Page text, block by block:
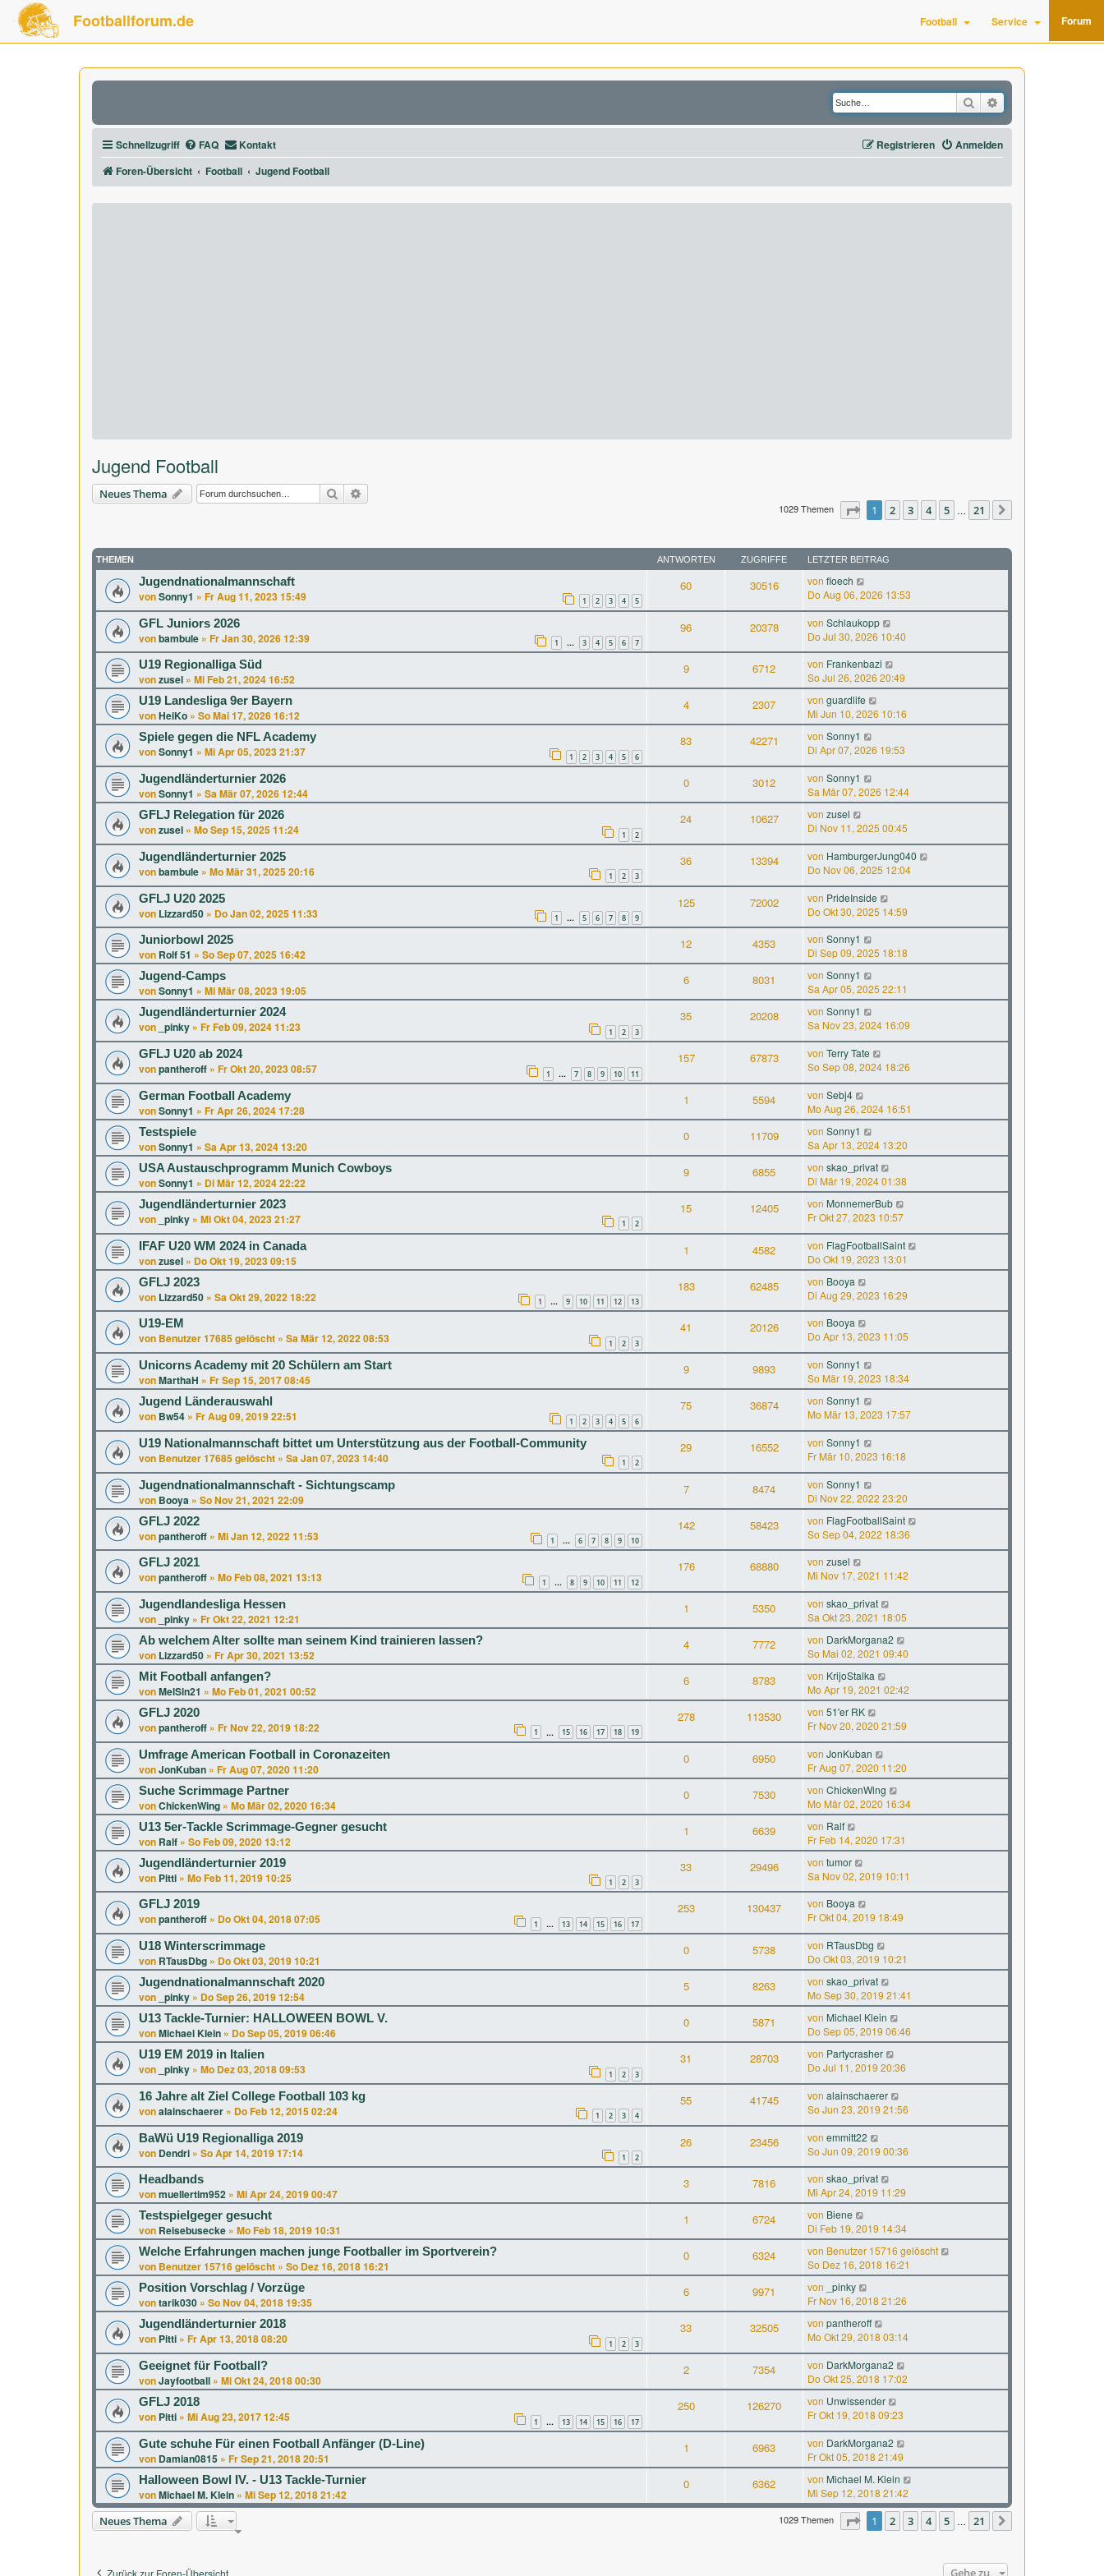
Footballforum.de Football Service Forum
Suche
Schnellzugriff FAQ Kontakt Anmelden
Registrieren
Foren-Übersicht
Football Jugend Football
Jugend Football
Neues Thema Suche
1029 Themen Seite 1von 21
1 2 3 4 5 … 21
THEMEN ANTWORTEN ZUGRIFFE LETZTER BEITRAG
Jugendnationalmannschaft
vonSonny1 » Fr Aug 11, 2023 15:49 1 2 3 4 5
60 30516 von floech
Do Aug 06, 2026 13:53
GFL Juniors 2026
vonbambule » Fr Jan 30, 2026 12:39 1 … 3 4 5 6 7
96 20378 von Schlaukopp
Do Jul 30, 2026 10:40
U19 Regionalliga Süd
vonzusel » Mi Feb 21, 2024 16:52
9 6712 von Frankenbazi
So Jul 26, 2026 20:49
U19 Landesliga 9er Bayern
vonHeiKo » So Mai 17, 2026 16:12
4 2307 von guardlife
Mi Jun 10, 2026 10:16
Spiele gegen die NFL Academy
vonSonny1 » Mi Apr 05, 2023 21:37 1 2 3 4 5 6
83 42271 von Sonny1
Di Apr 07, 2026 19:53
Jugendländerturnier 2026
vonSonny1 » Sa Mär 07, 2026 12:44
0 3012 von Sonny1
Sa Mär 07, 2026 12:44
GFLJ Relegation für 2026
vonzusel » Mo Sep 15, 2025 11:24 1 2
24 10627 von zusel
Di Nov 11, 2025 00:45
Jugendländerturnier 2025
vonbambule » Mo Mär 31, 2025 20:16 1 2 3
36 13394 von HamburgerJung040
Do Nov 06, 2025 12:04
GFLJ U20 2025
von Lizzard50 » Do Jan 02, 2025 11:33 1 … 5 6 7 8 9
125 72002 von PrideInside
Do Okt 30, 2025 14:59
Juniorbowl 2025
von Rolf 51 » So Sep 07, 2025 16:42
12 4353 von Sonny1
Di Sep 09, 2025 18:18
Jugend-Camps
vonSonny1 » Mi Mär 08, 2023 19:05
6 8031 von Sonny1
Sa Apr 05, 2025 22:11
Jugendländerturnier 2024
von _pinky » Fr Feb 09, 2024 11:23 1 2 3
35 20208 von Sonny1
Sa Nov 23, 2024 16:09
GFLJ U20 ab 2024
vonpantheroff » Fr Okt 20, 2023 08:57 1 … 7 8 9 10 11
157 67873 von Terry Tate
So Sep 08, 2024 18:26
German Football Academy
vonSonny1 » Fr Apr 26, 2024 17:28
1 5594 von Sebj4
Mo Aug 26, 2024 16:51
Testspiele
vonSonny1 » Sa Apr 13, 2024 13:20
0 11709 von Sonny1
Sa Apr 13, 2024 13:20
USA Austauschprogramm Munich Cowboys
vonSonny1 » Di Mär 12, 2024 22:22
9 6855 von skao_privat
Di Mär 19, 2024 01:38
Jugendländerturnier 2023
von _pinky » Mi Okt 04, 2023 21:27 1 2
15 12405 von MonnemerBub
Fr Okt 27, 2023 10:57
IFAF U20 WM 2024 in Canada
vonzusel » Do Okt 19, 2023 09:15
1 4582 von FlagFootballSaint
Do Okt 19, 2023 13:01
GFLJ 2023
von Lizzard50 » Sa Okt 29, 2022 18:22 1 … 9 10 11 12 13
183 62485 von Booya
Di Aug 29, 2023 16:29
U19-EM
von Benutzer 17685 gelöscht » Sa Mär 12, 2022 08:53 1 2 3
41 20126 von Booya
Do Apr 13, 2023 11:05
Unicorns Academy mit 20 Schülern am Start
vonMarthaH » Fr Sep 15, 2017 08:45
9 9893 von Sonny1
So Mär 19, 2023 18:34
Jugend Länderauswahl
von Bw54 » Fr Aug 09, 2019 22:51 1 2 3 4 5 6
75 36874 von Sonny1
Mo Mär 13, 2023 17:57
U19 Nationalmannschaft bittet um Unterstützung aus der Football-Community
von Benutzer 17685 gelöscht » Sa Jan 07, 2023 14:40 1 2
29 16552 von Sonny1
Fr Mär 10, 2023 16:18
Jugendnationalmannschaft - Sichtungscamp
von Booya » So Nov 21, 2021 22:09
7 8474 von Sonny1
Di Nov 22, 2022 23:20
GFLJ 2022
vonpantheroff » Mi Jan 12, 2022 11:53 1 … 6 7 8 9 10
142 58423 von FlagFootballSaint
So Sep 04, 2022 18:36
GFLJ 2021
vonpantheroff » Mo Feb 08, 2021 13:13 1 … 8 9 10 11 12
176 68880 von zusel
Mi Nov 17, 2021 11:42
Jugendlandesliga Hessen
von _pinky » Fr Okt 22, 2021 12:21
1 5350 von skao_privat
Sa Okt 23, 2021 18:05
Ab welchem Alter sollte man seinem Kind trainieren lassen?
von Lizzard50 » Fr Apr 30, 2021 13:52
4 7772 von DarkMorgana2
So Mai 02, 2021 09:40
Mit Football anfangen?
vonMelSin21 » Mo Feb 01, 2021 00:52
6 8783 von KrijoStalka
Mo Apr 19, 2021 02:42
GFLJ 2020
vonpantheroff » Fr Nov 22, 2019 18:22 1 … 15 16 17 18 19
278 113530 von 51'er RK
Fr Nov 20, 2020 21:59
Umfrage American Football in Coronazeiten
vonJonKuban » Fr Aug 07, 2020 11:20
0 6950 von JonKuban
Fr Aug 07, 2020 11:20
Suche Scrimmage Partner
vonChickenWing » Mo Mär 02, 2020 16:34
0 7530 von ChickenWing
Mo Mär 02, 2020 16:34
U13 5er-Tackle Scrimmage-Gegner gesucht
von Ralf » So Feb 09, 2020 13:12
1 6639 von Ralf
Fr Feb 14, 2020 17:31
Jugendländerturnier 2019
von Pitti » Mo Feb 11, 2019 10:25 1 2 3
33 29496 von tumor
Sa Nov 02, 2019 10:11
GFLJ 2019
vonpantheroff » Do Okt 04, 2018 07:05 1 … 13 14 15 16 17
253 130437 von Booya
Fr Okt 04, 2019 18:49
U18 Winterscrimmage
von RTausDbg » Do Okt 03, 2019 10:21
0 5738 von RTausDbg
Do Okt 03, 2019 10:21
Jugendnationalmannschaft 2020
von _pinky » Do Sep 26, 2019 12:54
5 8263 von skao_privat
Mo Sep 30, 2019 21:41
U13 Tackle-Turnier: HALLOWEEN BOWL V.
vonMichael Klein » Do Sep 05, 2019 06:46
0 5871 von Michael Klein
Do Sep 05, 2019 06:46
U19 EM 2019 in Italien
von _pinky » Mo Dez 03, 2018 09:53 1 2 3
31 28703 von Partycrasher
Do Jul 11, 2019 20:36
16 Jahre alt Ziel College Football 103 kg
vonalainschaerer » Do Feb 12, 2015 02:24 1 2 3 4
55 41745 von alainschaerer
So Jun 23, 2019 21:56
BaWü U19 Regionalliga 2019
von Dendri » So Apr 14, 2019 17:14 1 2
26 23456 von emmitt22
So Jun 09, 2019 00:36
Headbands
vonmuellertim952 » Mi Apr 24, 2019 00:47
3 7816 von skao_privat
Mi Apr 24, 2019 11:29
Testspielgeger gesucht
von Reisebusecke » Mo Feb 18, 2019 10:31
1 6724 von Biene
Di Feb 19, 2019 14:34
Welche Erfahrungen machen junge Footballer im Sportverein?
von Benutzer 15716 gelöscht » So Dez 16, 2018 16:21
0 6324 von Benutzer 15716 gelöscht
So Dez 16, 2018 16:21
Position Vorschlag / Vorzüge
vontarik030 » So Nov 04, 2018 19:35
6 9971 von
_pinky
Fr Nov 16, 2018 21:26
Jugendländerturnier 2018
von Pitti » Fr Apr 13, 2018 08:20 1 2 3
33 32505 von pantheroff
Mo Okt 29, 2018 03:14
Geeignet für Football?
vonJayfootball » Mi Okt 24, 2018 00:30
2 7354 von DarkMorgana2
Do Okt 25, 2018 17:02
GFLJ 2018
von Pitti » Mi Aug 23, 2017 12:45 1 … 13 14 15 16 17
250 126270 von Unwissender
Fr Okt 19, 2018 09:23
Gute schuhe Für einen Football Anfänger (D-Line)
von Damian0815 » Fr Sep 21, 2018 20:51
1 6963 von DarkMorgana2
Fr Okt 05, 2018 21:49
Halloween Bowl IV. - U13 Tackle-Turnier
vonMichael M. Klein » Mi Sep 12, 2018 21:42
0 6362 von Michael M. Klein
Mi Sep 12, 2018 21:42
Neues Thema 1029 Themen Seite 1von 21
1 2 3 4 5 … 21
Zurück zur Foren-Übersicht Gehe zu